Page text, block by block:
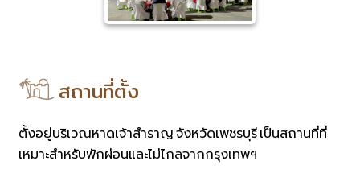
สถานที่ตั้ง
ตั้งอยู่บริเวณหาดเจ้าสำราญ จังหวัดเพชรบุรี เป็นสถานที่ที่
เหมาะสำหรับพักผ่อนและไม่ไกลจากกรุงเทพฯ